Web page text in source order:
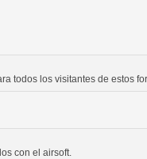
todos los visitantes de estos
con el airsoft.